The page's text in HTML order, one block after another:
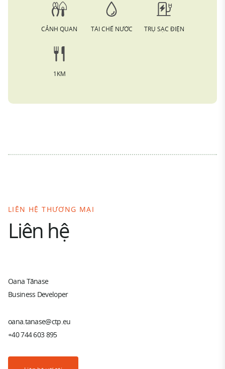
CẢNH QUAN TÁI CHẾ NƯỚC TRỤ SẠC ĐIỆN
1KM
LIÊN HỆ THƯƠNG MẠI
Liên hệ
Oana Tănase
Business Developer
oana.tanase@ctp.eu
+40 744 603 895